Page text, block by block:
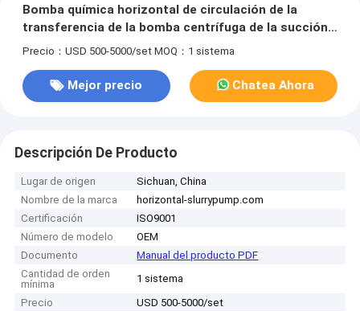
Bomba química horizontal de circulación de la
transferencia de la bomba centrífuga de la succión
del final del oscurecimiento del uno mismo
Precio：USD 500-5000/set MOQ：1 sistema
Mejor precio Chatea Ahora
Descripción De Producto
Lugar de origen
Sichuan, China
Nombre de la marca
horizontal-slurrypump.com
Certificación
ISO9001
Número de modelo
OEM
Documento
Manual del producto PDF
Cantidad de orden
mínima
1 sistema
Precio
USD 500-5000/set